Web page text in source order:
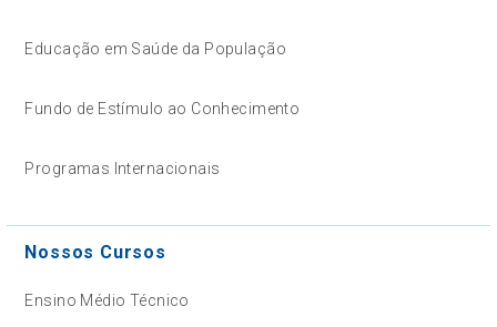
Educação em Saúde da População
Fundo de Estímulo ao Conhecimento
Programas Internacionais
Nossos Cursos
Ensino Médio Técnico